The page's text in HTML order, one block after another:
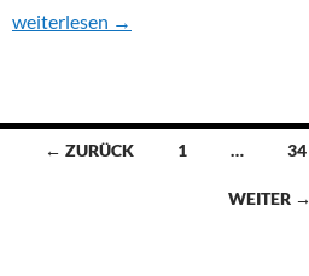
Hangausflug 2014 Teil 2
weiterlesen →
Beitragsnavigation
← ZURÜCK 1 … 34
WEITER →